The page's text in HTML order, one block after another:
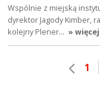
Wspólnie z miejską
dyrektor Jagody Kimber,
kolejny Plener… » więcej
1